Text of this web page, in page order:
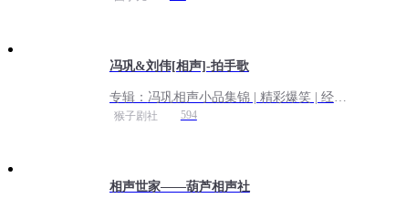
冯巩&刘伟[相声]-拍手歌
专辑： 冯巩相声小品集锦 | 精彩爆笑 | 经典
重现
猴子剧社 594
相声世家——葫芦相声社